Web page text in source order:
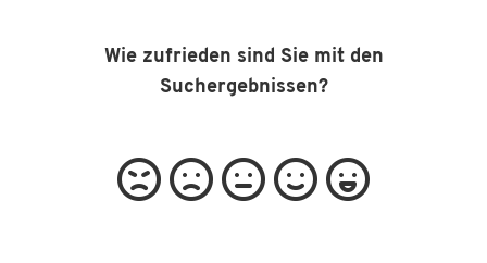
Wie zufrieden sind Sie mit den
Suchergebnissen?